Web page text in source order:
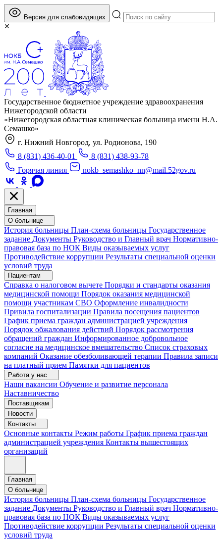
Версия для слабовидящих
Государственное бюджетное учреждение здравоохранения
Нижегородской области
«Нижегородская областная клиническая больница имени Н.А.
Семашко»
г. Нижний Новгород, ул. Родионова, 190
8 (831) 436-40-01
8 (831) 438-93-78
Горячая линия
nokb_semashko_nn@mail.52gov.ru
Главная
О больнице
История больницы План-схема больницы Государственное
задание Документы Руководство и Главный врач Нормативно-
правовая база по НОК Виды оказываемых услуг
Противодействие коррупции Результаты специальной оценки
условий труда
Пациентам
Справка о налоговом вычете Порядки и стандарты оказания
медицинской помощи Порядок оказания медицинской
помощи участникам СВО Оформление инвалидности
Привила госпитализации Правила посещения пациентов
График приема граждан администрацией учреждения
Порядок обжалования действий Порядок рассмотрения
обращений граждан Информированное добровольное
согласие на медицинское вмешательство Список страховых
компаний Оказание обезболивающей терапии Правила записи
на платный прием Памятки для пациентов
Работа у нас
Наши вакансии Обучение и развитие персонала
Наставничество
Поставщикам
Новости
Контакты
Основные контакты Режим работы График приема граждан
администрацией учреждения Контакты вышестоящих
организаций
Главная
О больнице
История больницы План-схема больницы Государственное
задание Документы Руководство и Главный врач Нормативно-
правовая база по НОК Виды оказываемых услуг
Противодействие коррупции Результаты специальной оценки
условий труда